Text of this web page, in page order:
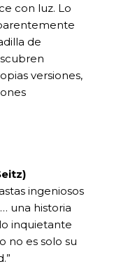
con luz. Lo
de
versiones,
ingeniosos
una historia
inquietante
no es solo su